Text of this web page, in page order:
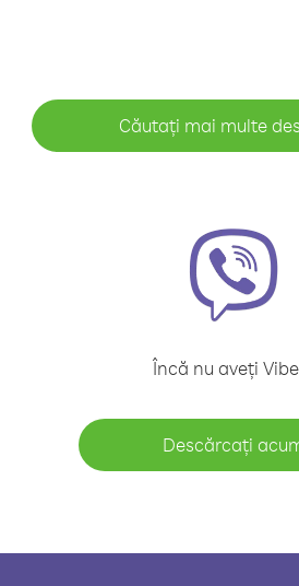
Căutați mai multe
Încă nu aveți
Descărcați